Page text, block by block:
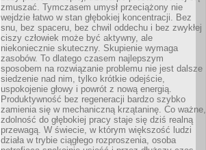
zmuszać. Tymczasem umysł przeciążony nie
wejdzie łatwo w stan głębokiej koncentracji. Bez
snu, bez spaceru, bez chwil oddechu i bez zwykłej
ciszy człowiek może być aktywny, ale
niekoniecznie skuteczny. Skupienie wymaga
zasobów. To dlatego czasem najlepszym
sposobem na rozwiązanie problemu nie jest dalsze
siedzenie nad nim, tylko krótkie odejście,
uspokojenie głowy i powrót z nową energią.
Produktywność bez regeneracji bardzo szybko
zamienia się w mechaniczną krzątaninę. Co ważne,
zdolność do głębokiej pracy staje się dziś realną
przewagą. W świecie, w którym większość ludzi
działa w trybie ciągłego rozproszenia, osoba